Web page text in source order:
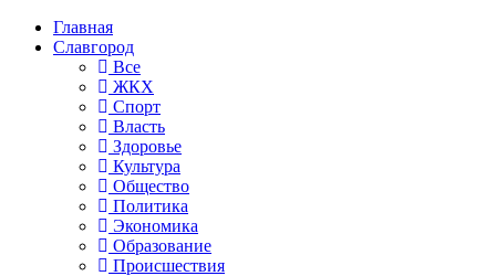
Главная
Славгород
Все
ЖКХ
Спорт
Власть
Здоровье
Культура
Общество
Политика
Экономика
Образование
Происшествия